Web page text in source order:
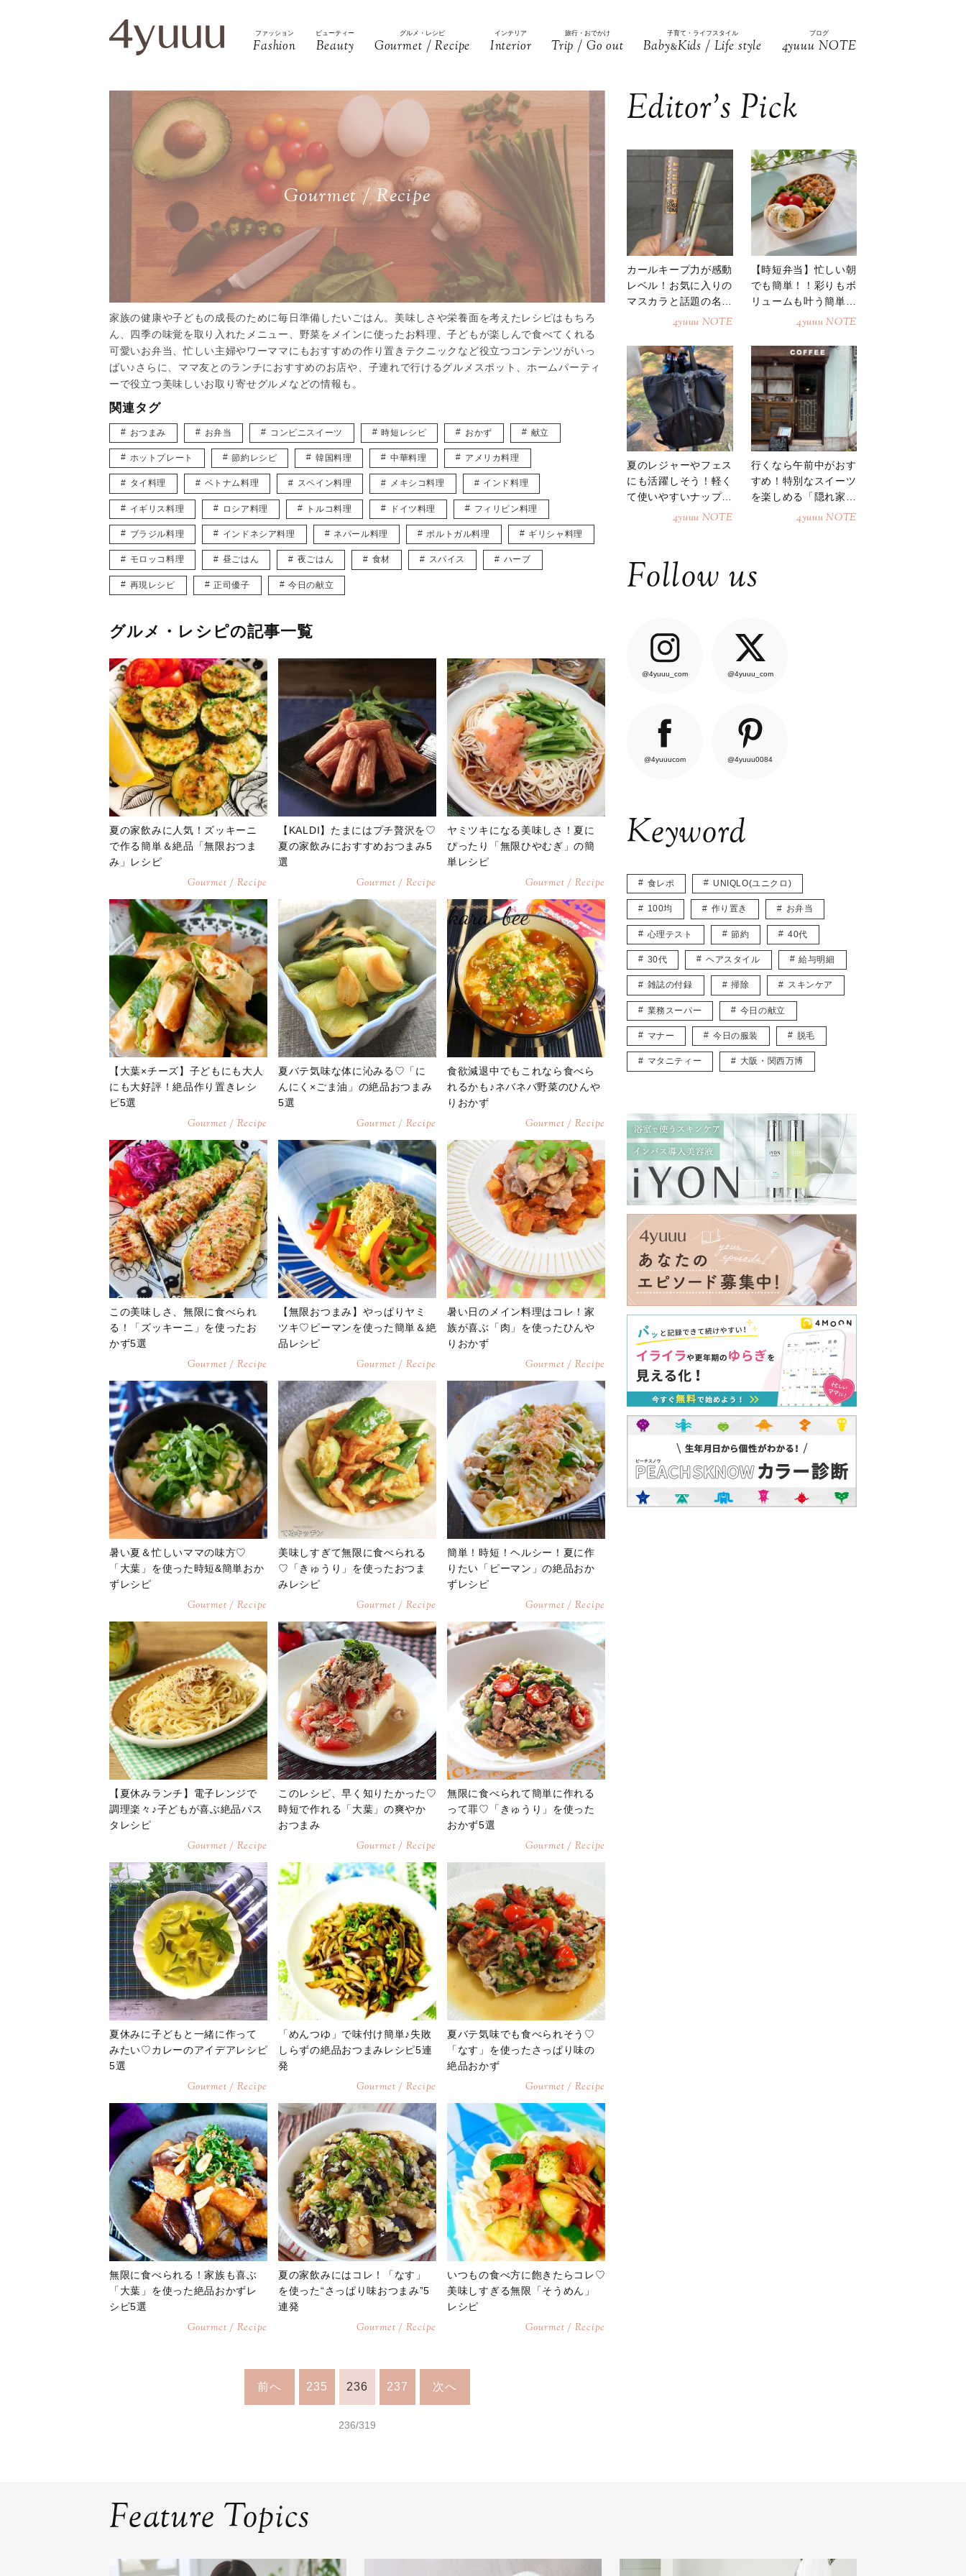
ファッション
Fashion
ビューティー
Beauty
グルメ・レシピ
Gourmet / Recipe
インテリア
Interior
旅行・おでかけ
Trip / Go out
子育て・ライフスタイル
Baby&Kids / Life style
ブログ
4yuuu NOTE
Gourmet / Recipe
家族の健康や子どもの成長のために毎日準備したいごはん。美味しさや栄養面を考えたレシピはもちろ
ん、四季の味覚を取り入れたメニュー、野菜をメインに使ったお料理、子どもが楽しんで食べてくれる
可愛いお弁当、忙しい主婦やワーママにもおすすめの作り置きテクニックなど役立つコンテンツがいっ
ぱい♪さらに、ママ友とのランチにおすすめのお店や、子連れで行けるグルメスポット、ホームパーティ
ーで役立つ美味しいお取り寄せグルメなどの情報も。
関連タグ
おつまみ お弁当 コンビニスイーツ 時短レシピ おかず 献立
ホットプレート 節約レシピ 韓国料理 中華料理 アメリカ料理
タイ料理 ベトナム料理 スペイン料理 メキシコ料理 インド料理
イギリス料理 ロシア料理 トルコ料理 ドイツ料理 フィリピン料理
ブラジル料理 インドネシア料理 ネパール料理 ポルトガル料理 ギリシャ料理
モロッコ料理 昼ごはん 夜ごはん 食材 スパイス ハーブ
再現レシピ 正司優子 今日の献立
グルメ・レシピの記事一覧
夏の家飲みに人気！ズッキーニ
で作る簡単＆絶品「無限おつま
み」レシピ
Gourmet / Recipe
【KALDI】たまにはプチ贅沢を♡
夏の家飲みにおすすめおつまみ5
選
Gourmet / Recipe
ヤミツキになる美味しさ！夏に
ぴったり「無限ひやむぎ」の簡
単レシピ
Gourmet / Recipe
【大葉×チーズ】子どもにも大人
にも大好評！絶品作り置きレシ
ピ5選
Gourmet / Recipe
夏バテ気味な体に沁みる♡「に
んにく×ごま油」の絶品おつまみ
5選
Gourmet / Recipe
食欲減退中でもこれなら食べら
れるかも♪ネバネバ野菜のひんや
りおかず
Gourmet / Recipe
この美味しさ、無限に食べられ
る！「ズッキーニ」を使ったお
かず5選
Gourmet / Recipe
【無限おつまみ】やっぱりヤミ
ツキ♡ピーマンを使った簡単＆絶
品レシピ
Gourmet / Recipe
暑い日のメイン料理はコレ！家
族が喜ぶ「肉」を使ったひんや
りおかず
Gourmet / Recipe
暑い夏＆忙しいママの味方♡
「大葉」を使った時短&簡単おか
ずレシピ
Gourmet / Recipe
美味しすぎて無限に食べられる
♡「きゅうり」を使ったおつま
みレシピ
Gourmet / Recipe
簡単！時短！ヘルシー！夏に作
りたい「ピーマン」の絶品おか
ずレシピ
Gourmet / Recipe
【夏休みランチ】電子レンジで
調理楽々♪子どもが喜ぶ絶品パス
タレシピ
Gourmet / Recipe
このレシピ、早く知りたかった♡
時短で作れる「大葉」の爽やか
おつまみ
Gourmet / Recipe
無限に食べられて簡単に作れる
って罪♡「きゅうり」を使った
おかず5選
Gourmet / Recipe
夏休みに子どもと一緒に作って
みたい♡カレーのアイデアレシピ
5選
Gourmet / Recipe
「めんつゆ」で味付け簡単♪失敗
しらずの絶品おつまみレシピ5連
発
Gourmet / Recipe
夏バテ気味でも食べられそう♡
「なす」を使ったさっぱり味の
絶品おかず
Gourmet / Recipe
無限に食べられる！家族も喜ぶ
「大葉」を使った絶品おかずレ
シピ5選
Gourmet / Recipe
夏の家飲みにはコレ！「なす」
を使った“さっぱり味おつまみ”5
連発
Gourmet / Recipe
いつもの食べ方に飽きたらコレ♡
美味しすぎる無限「そうめん」
レシピ
Gourmet / Recipe
前へ 235 236 237 次へ
236/319
Editor’s Pick
カールキープ力が感動
レベル！お気に入りの
マスカラと話題の名品
4yuuu NOTE
【時短弁当】忙しい朝
でも簡単！！彩りもボ
リュームも叶う簡単そ
4yuuu NOTE
夏のレジャーやフェス
にも活躍しそう！軽く
て使いやすいナップサ
4yuuu NOTE
行くなら午前中がおす
すめ！特別なスイーツ
を楽しめる「隠れ家カ
4yuuu NOTE
Follow us
@4yuuu_com @4yuuu_com
@4yuuucom @4yuuu0084
Keyword
食レポ UNIQLO(ユニクロ)
100均 作り置き お弁当
心理テスト 節約 40代
30代 ヘアスタイル 給与明細
雑誌の付録 掃除 スキンケア
業務スーパー 今日の献立
マナー 今日の服装 脱毛
マタニティー 大阪・関西万博
Feature Topics